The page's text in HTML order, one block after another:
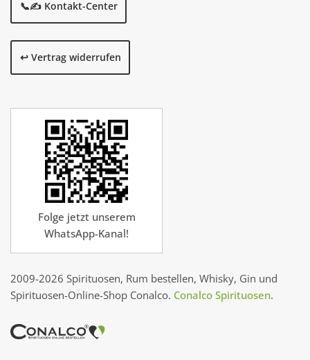
📞✍️ Kontakt-Center
↩️ Vertrag widerrufen
Folge jetzt unserem
WhatsApp-Kanal!
2009-2026 Spirituosen, Rum bestellen, Whisky, Gin und
Spirituosen-Online-Shop Conalco. Conalco Spirituosen.